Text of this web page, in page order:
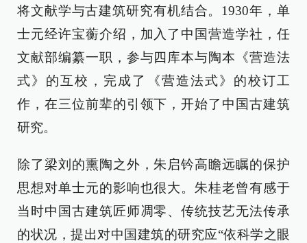
将文献学与古建筑研究有机结合。1930年，单
士元经许宝蘅介绍，加入了中国营造学社，任
文献部编纂一职，参与四库本与陶本《营造法
式》的互校，完成了《营造法式》的校订工
作，在三位前辈的引领下，开始了中国古建筑
研究。
除了梁刘的熏陶之外，朱启钤高瞻远瞩的保护
思想对单士元的影响也很大。朱桂老曾有感于
当时中国古建筑匠师凋零、传统技艺无法传承
的状况，提出对中国建筑的研究应“依科学之眼